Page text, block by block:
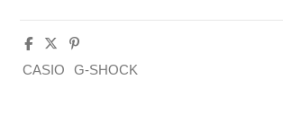
CASIO G-SHOCK